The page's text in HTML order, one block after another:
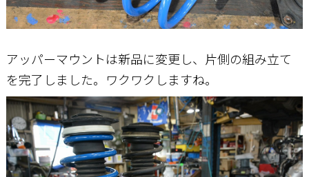
アッパーマウントは新品に変更し、片側の組み立て
を完了しました。ワクワクしますね。